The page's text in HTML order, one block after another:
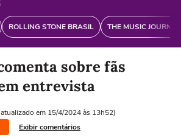
ROLLING STONE BRASIL THE MUSIC
sobre fãs
entrevista
em 15/4/2024 às 13h52)
Exibir comentários